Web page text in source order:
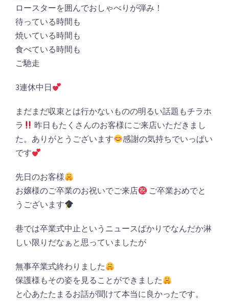
ロースターを囲んでおしゃべりが弾み！
待っている時間も
焼いている時間も
食べている時間も
ご馳走
3連休中日
まだまだ収束とは行かないものの明るい話題もチラホ
ラ
昨日もたくさんのお客様にご来店いただきまし
た。ありがとうございます
感謝の気持ちでいっぱい
です
先日のお客様
お嬢様のご卒業のお祝いでご来店
ご卒業おめでと
うございます
巷では卒業式中止というニュースばかりでなんだか淋
しい限りだなぁと思っていましたが
無事卒業式終わりました
保護様もその姿を見ることができました
と心あたたまるお話が聞けて本当に良かったです。